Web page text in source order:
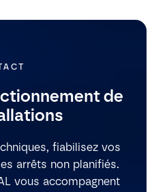
de
fiabilisez vos
arrêts non planifiés.
vous accompagnent